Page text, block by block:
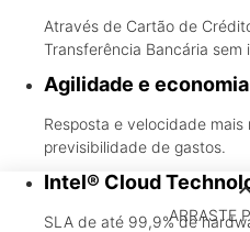
Através de Cartão de
Transferência Bancária sem
Agilidade e economia
Resposta e velocidade
previsibilidade de gastos.
Intel® Cloud
SLA de até 99,9% deARRASTE